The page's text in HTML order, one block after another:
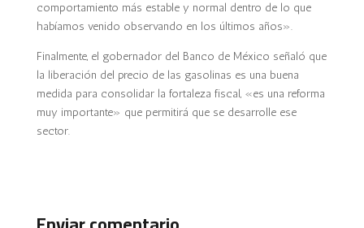
comportamiento más estable y normal dentro de lo que
habíamos venido observando en los últimos años».
Finalmente, el gobernador del Banco de México señaló que
la liberación del precio de las gasolinas es una buena
medida para consolidar la fortaleza fiscal, «es una reforma
muy importante» que permitirá que se desarrolle ese
sector.